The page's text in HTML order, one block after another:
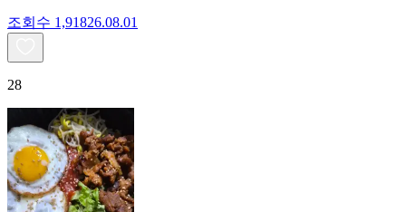
조회수 1,91826.08.01
28